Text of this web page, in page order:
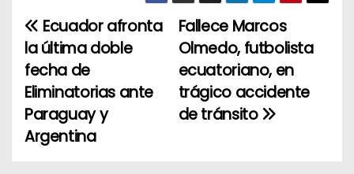
N
a
v
e
Fallece Marcos
Olmedo, futbolista
ecuatoriano, en
trágico accidente
de tránsito
Ecuador afronta
la última doble
fecha de
Eliminatorias ante
Paraguay y
Argentina